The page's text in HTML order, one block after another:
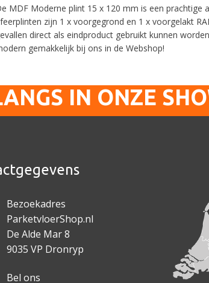
MDF Moderne plint 15 x 120 mm is een prachtige
zijn 1 x voorgegrond en 1 x voorgelakt
direct als eindproduct gebruikt kunnen
gemakkelijk bij ons in de Webshop!
IN ONZE
Bezoekadres
ParketvloerShop.nl
De Alde Mar 8
9035 VP Dronryp
Bel ons